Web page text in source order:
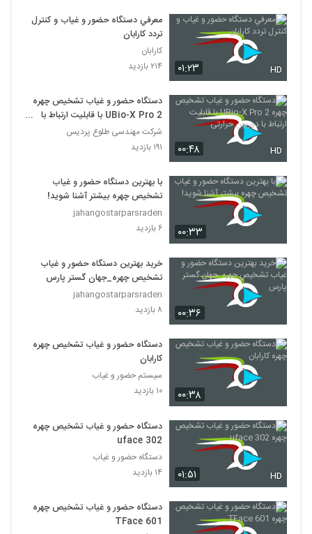
۰۱:۲۳ HD
معرفي دستگاه حضور و غياب و کنترل
تردد کارابان
کارابان
۲۱۴ بازدید
۰۰:۴۸ HD
دستگاه حضور و غیاب تشخیص چهره
UBio-X Pro 2 با قابلیت ارتباط با
دوربین حرارتی
شرکت مهندسی طلوع پردیس
۱۹۱ بازدید
۰۰:۳۳
با بهترین دستگاه حضور و غیاب
تشخیص چهره بیشتر آشنا شوید!
jahangostarparsraden
۶ بازدید
۰۰:۳۶
خرید بهترین دستگاه حضور و غیاب
تشخیص چهره_جهان گستر پارس
jahangostarparsraden
۸ بازدید
۰۰:۳۸
دستگاه حضور و غیاب تشخیص چهره
کارابان
سیستم حضور و غیاب
۱۰ بازدید
۰۱:۵۱ HD
دستگاه حضور و غیاب تشخیص چهره
uface 302
دستگاه حضور و غیاب
۱۴ بازدید
دستگاه حضور و غیاب تشخیص چهره
TFace 601